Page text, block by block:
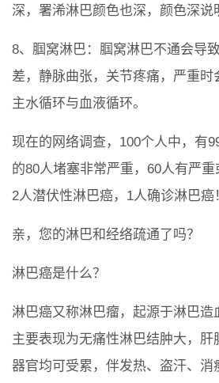
深，署浠淋巴颜色也深，颜色深说
8、腘窝淋巴：腘窝淋巴不通会导
差，静脉曲张，关节疼痛，严重时
主水循环与血液循环。
现在的网络调查，100个人中，有
的80人堵塞非常严重，60人有严重
2人潜伏性淋巴癌，1人确诊淋巴癌
亲，您的淋巴和经络疏通了吗？
淋巴癌是什么？
淋巴癌又称淋巴瘤，起源于淋巴造
主要表现为无痛性淋巴结肿大，肝
器官均可受累，伴发热、盗汗、消